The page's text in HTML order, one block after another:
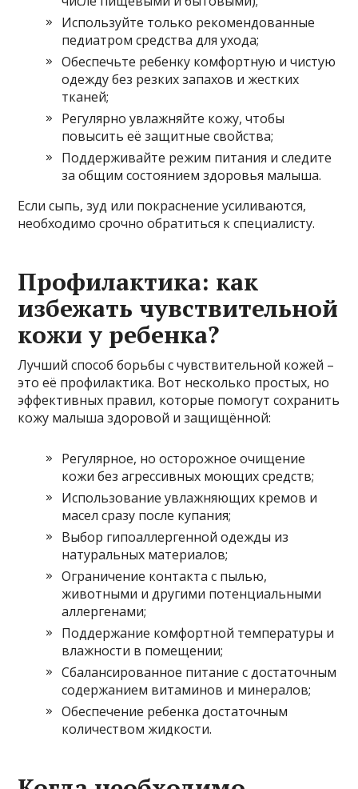
Используйте только рекомендованные
педиатром средства для ухода;
Обеспечьте ребенку комфортную и чистую
одежду без резких запахов и жестких
тканей;
Регулярно увлажняйте кожу, чтобы
повысить её защитные свойства;
Поддерживайте режим питания и следите
за общим состоянием здоровья малыша.
Если сыпь, зуд или покраснение усиливаются,
необходимо срочно обратиться к специалисту.
Профилактика: как
избежать чувствительной
кожи у ребенка?
Лучший способ борьбы с чувствительной кожей –
это её профилактика. Вот несколько простых, но
эффективных правил, которые помогут сохранить
кожу малыша здоровой и защищённой:
Регулярное, но осторожное очищение
кожи без агрессивных моющих средств;
Использование увлажняющих кремов и
масел сразу после купания;
Выбор гипоаллергенной одежды из
натуральных материалов;
Ограничение контакта с пылью,
животными и другими потенциальными
аллергенами;
Поддержание комфортной температуры и
влажности в помещении;
Сбалансированное питание с достаточным
содержанием витаминов и минералов;
Обеспечение ребенка достаточным
количеством жидкости.